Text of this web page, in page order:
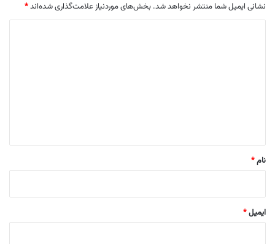
نشانی ایمیل شما منتشر نخواهد شد. بخش‌های موردنیاز علامت‌گذاری شده‌اند*
نام*
ایمیل*